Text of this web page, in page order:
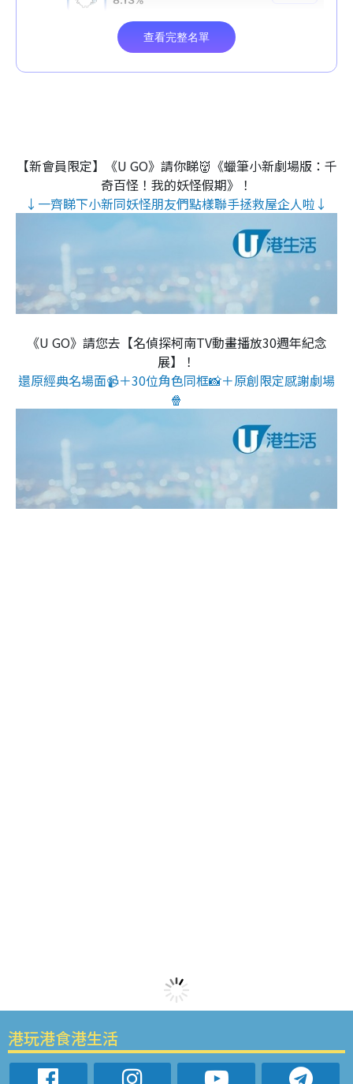
【新會員限定】《U GO》請你睇👹《蠟筆小新劇場版：千
奇百怪！我的妖怪假期》！
↓一齊睇下小新同妖怪朋友們點樣聯手拯救屋企人啦↓
《U GO》請您去【名偵探柯南TV動畫播放30週年紀念
展】！
還原經典名場面📹＋30位角色同框📸＋原創限定感謝劇場
🍿
港玩港食港生活